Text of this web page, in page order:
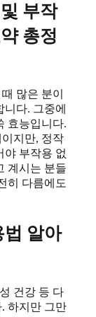
부작
총정
많은 분이
다. 그중에
효능입니다.
지만, 정작
야 부작용 없
계시는 분들
히 다름에도
법 알아
건강 등 다
하지만 그만